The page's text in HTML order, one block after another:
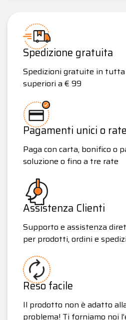
Spedizione gratuita
Spedizioni gratuite in
superiori a € 99
Pagamenti unici o
Paga con carta, bonifico o
soluzione o fino a tre rate
Assistenza Clienti
Supporto e assistenza
per prodotti, ordini e
Reso facile
Il prodotto non è adatto
problema! Ti forniamo noi